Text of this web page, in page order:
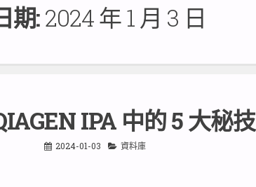
期:2024 年 1 月 3 日
IPA 中的 5 大秘技
2024-01-03 資料庫